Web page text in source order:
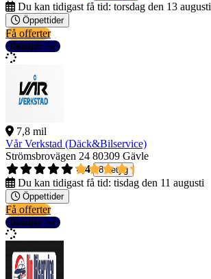
Du kan tidigast få tid: torsdag den 13 augusti
Öppettider
Få offerter
Detaljer
7,8 mil
Vår Verkstad (Däck&Bilservice)
Strömsbrovägen 24 80309 Gävle
4,4
8 betyg
Du kan tidigast få tid: tisdag den 11 augusti
Öppettider
Få offerter
Detaljer